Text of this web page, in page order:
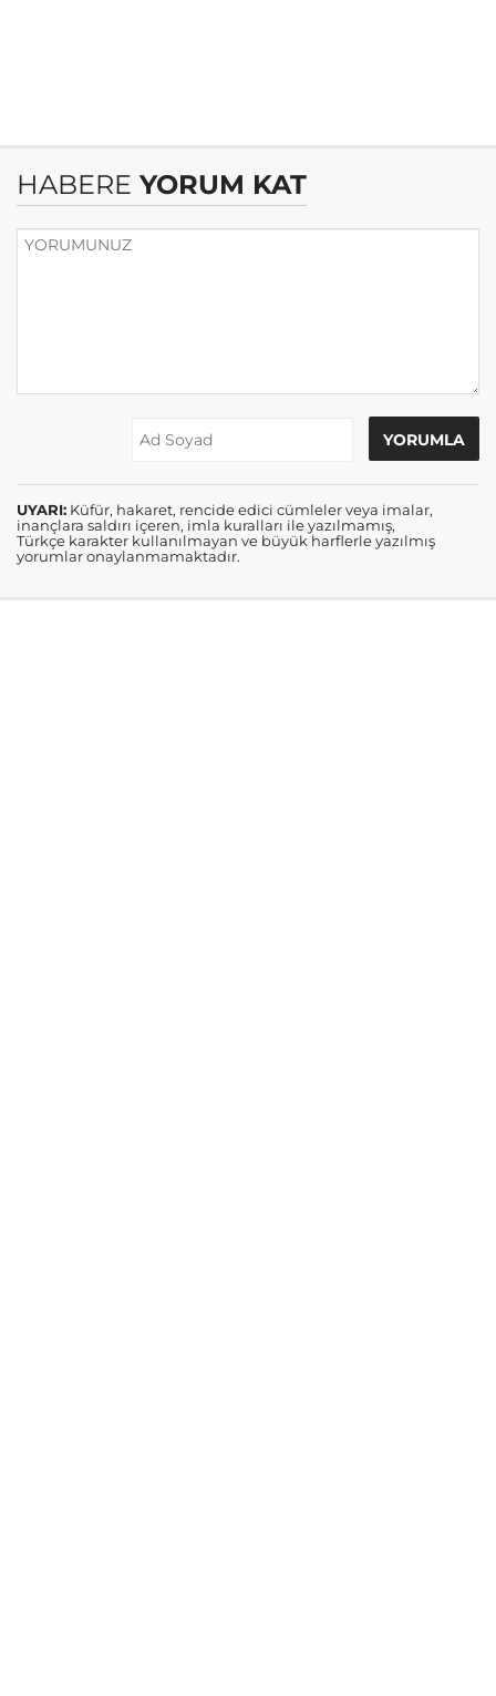
HABERE YORUM KAT
UYARI: Küfür, hakaret, rencide edici cümleler veya imalar,
inançlara saldırı içeren, imla kuralları ile yazılmamış,
Türkçe karakter kullanılmayan ve büyük harflerle yazılmış
yorumlar onaylanmamaktadır.